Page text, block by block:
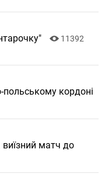
11392
польському кордоні
матч до